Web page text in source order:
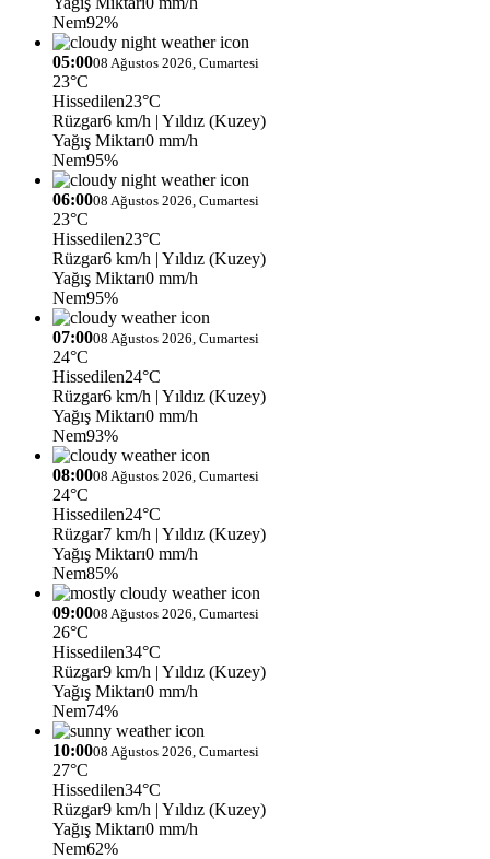
Nem92%
05:0008 Ağustos 2026, Cumartesi
23°C
Hissedilen23°C
Rüzgar6 km/h | Yıldız (Kuzey)
Yağış Miktarı0 mm/h
Nem95%
06:0008 Ağustos 2026, Cumartesi
23°C
Hissedilen23°C
Rüzgar6 km/h | Yıldız (Kuzey)
Yağış Miktarı0 mm/h
Nem95%
07:0008 Ağustos 2026, Cumartesi
24°C
Hissedilen24°C
Rüzgar6 km/h | Yıldız (Kuzey)
Yağış Miktarı0 mm/h
Nem93%
08:0008 Ağustos 2026, Cumartesi
24°C
Hissedilen24°C
Rüzgar7 km/h | Yıldız (Kuzey)
Yağış Miktarı0 mm/h
Nem85%
09:0008 Ağustos 2026, Cumartesi
26°C
Hissedilen34°C
Rüzgar9 km/h | Yıldız (Kuzey)
Yağış Miktarı0 mm/h
Nem74%
10:0008 Ağustos 2026, Cumartesi
27°C
Hissedilen34°C
Rüzgar9 km/h | Yıldız (Kuzey)
Yağış Miktarı0 mm/h
Nem62%